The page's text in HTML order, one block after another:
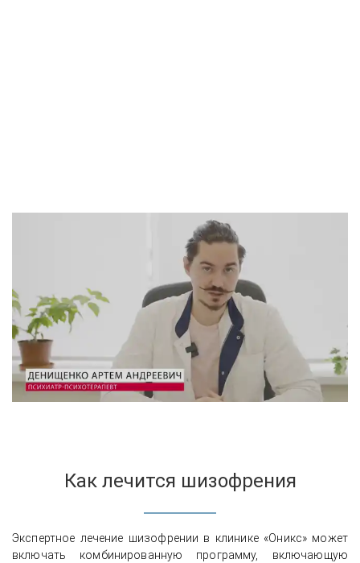
Как лечится шизофрения
Экспертное лечение шизофрении в клинике «Оникс» может
включать комбинированную программу, включающую